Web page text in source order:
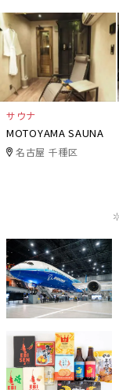
サウナ
MOTOYAMA SAUNA
名古屋 千種区